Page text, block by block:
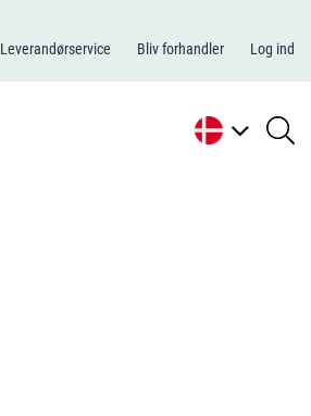
Leverandørservice Bliv forhandler Log ind